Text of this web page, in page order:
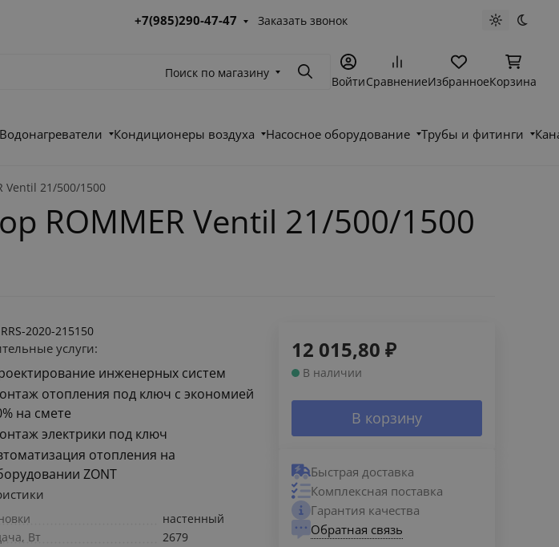
+7(985)290-47-47 Заказать звонок Светлая
Поиск по магазину ПоискВойтиСравнениеИзбранноеКорзина
Водонагреватели Кондиционеры воздуха Насосное оборудование Трубы и фитинги
Ventil 21/500/1500
ROMMER Ventil 21/500/1500
RRS-2020-215150
услуги:
инженерных систем
отопления под ключ с экономией
на смете
электрики под ключ
отопления на
ZONT
настенный
Вт
2679
12 015,80 ₽
В наличии
В корзину
Быстрая доставка
Комплексная поставка
Гарантия качества
Обратная связь